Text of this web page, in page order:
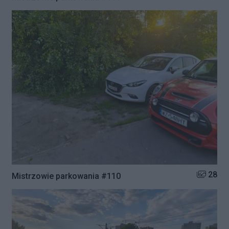
Mistrzowie parkowania #110 Liczba
28